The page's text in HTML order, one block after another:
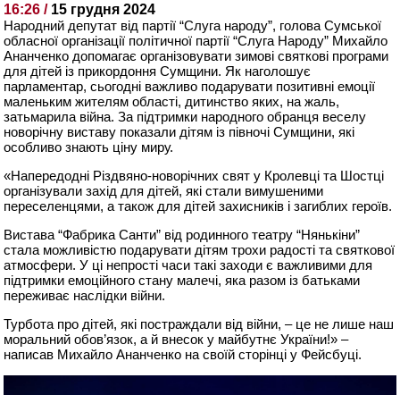
16:26 / 15 грудня 2024
Народний депутат від партії “Слуга народу”, голова Сумської
обласної організації політичної партії “Слуга Народу” Михайло
Ананченко допомагає організовувати зимові святкові програми
для дітей із прикордоння Сумщини. Як наголошує
парламентар, сьогодні важливо подарувати позитивні емоції
маленьким жителям області, дитинство яких, на жаль,
затьмарила війна. За підтримки народного обранця веселу
новорічну виставу показали дітям із півночі Сумщини, які
особливо знають ціну миру.
«Напередодні Різдвяно-новорічних свят у Кролевці та Шостці
організували захід для дітей, які стали вимушеними
переселенцями, а також для дітей захисників і загиблих героїв.
Вистава “Фабрика Санти” від родинного театру “Нянькіни”
стала можливістю подарувати дітям трохи радості та святкової
атмосфери. У ці непрості часи такі заходи є важливими для
підтримки емоційного стану малечі, яка разом із батьками
переживає наслідки війни.
Турбота про дітей, які постраждали від війни, – це не лише наш
моральний обов’язок, а й внесок у майбутнє України!» –
написав Михайло Ананченко на своїй сторінці у Фейсбуці.